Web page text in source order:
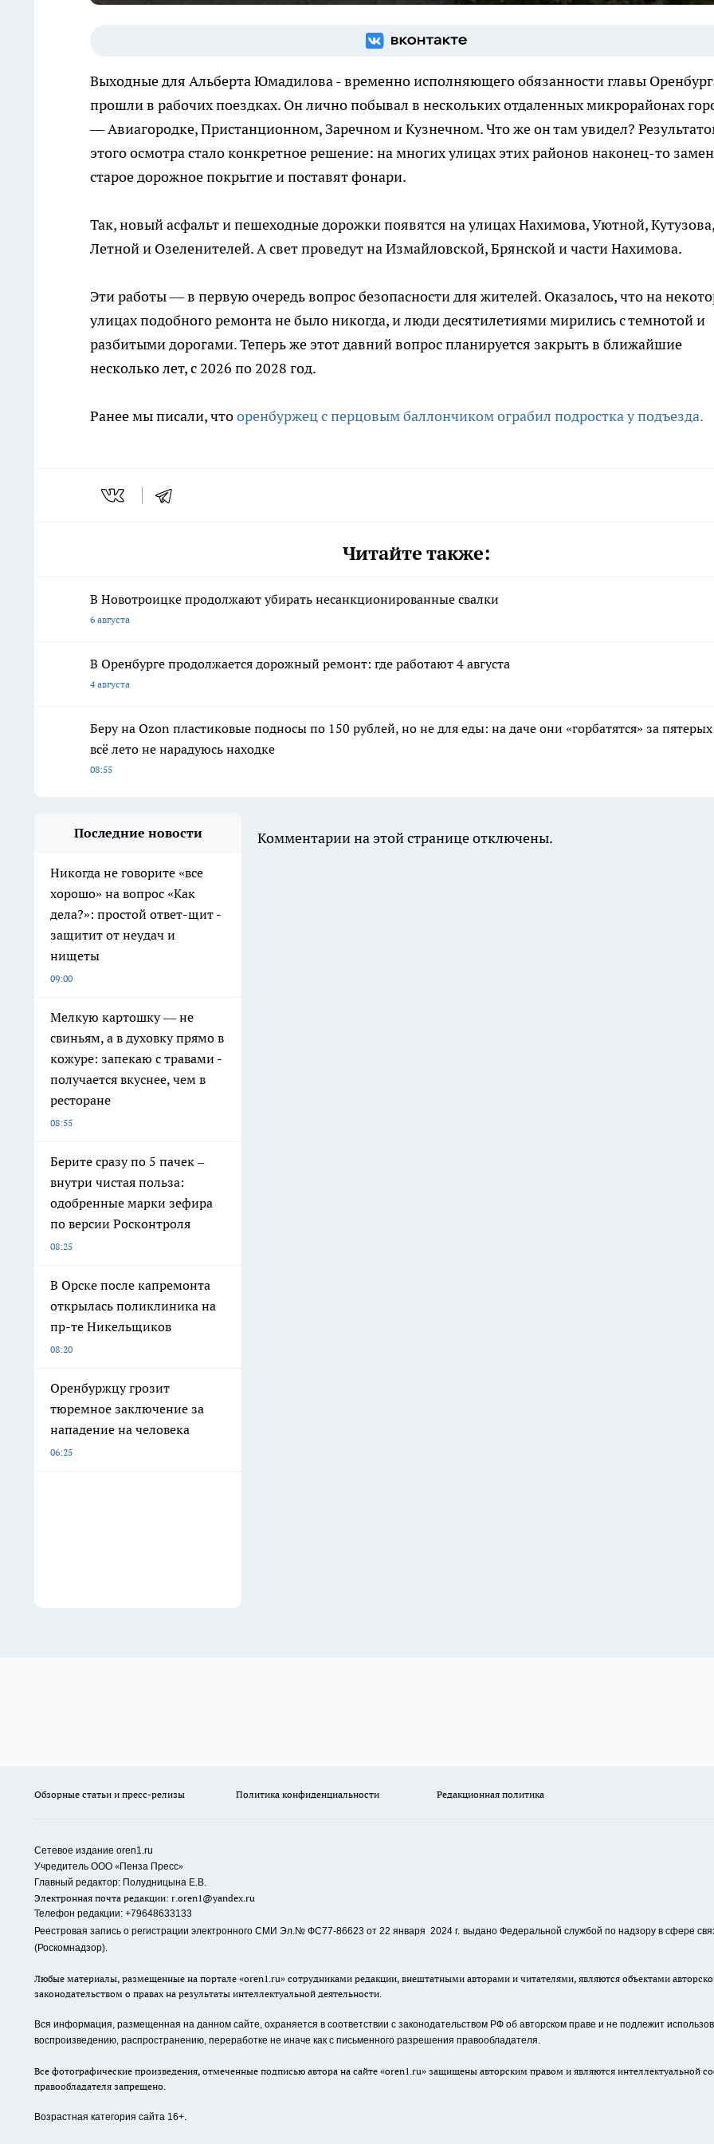
Выходные для Альберта Юмадилова - временно исполняющего обязанности главы
прошли в рабочих поездках. Он лично побывал в нескольких отдаленных микрорайонах
— Авиагородке, Пристанционном, Заречном и Кузнечном. Что же он там увидел?
этого осмотра стало конкретное решение: на многих улицах этих районов наконец-то
старое дорожное покрытие и поставят фонари.
Так, новый асфальт и пешеходные дорожки появятся на улицах Нахимова, Уютной, Кутузова,
Летной и Озеленителей. А свет проведут на Измайловской, Брянской и части Нахимова.
Эти работы — в первую очередь вопрос безопасности для жителей. Оказалось, что на
улицах подобного ремонта не было никогда, и люди десятилетиями мирились с темнотой и
разбитыми дорогами. Теперь же этот давний вопрос планируется закрыть в ближайшие
несколько лет, с 2026 по 2028 год.
Ранее мы писали, чтооренбуржец с перцовым баллончиком ограбил подростка у подъезда.
Читайте также:
В Новотроицке продолжают убирать несанкционированные свалки
6 августа
В Оренбурге продолжается дорожный ремонт: где работают 4 августа
4 августа
Беру на Ozon пластиковые подносы по 150 рублей, но не для еды: на даче они «горбатятся» за
всё лето не нарадуюсь находке
08:55
Последние новости
Никогда не говорите «все
хорошо» на вопрос «Как
дела?»: простой ответ-щит -
защитит от неудач и
нищеты
09:00
Мелкую картошку — не
свиньям, а в духовку прямо в
кожуре: запекаю с травами -
получается вкуснее, чем в
ресторане
08:55
Берите сразу по 5 пачек –
внутри чистая польза:
одобренные марки зефира
по версии Росконтроля
08:25
В Орске после капремонта
открылась поликлиника на
пр-те Никельщиков
08:20
Оренбуржцу грозит
тюремное заключение за
нападение на человека
06:25
Комментарии на этой странице отключены.
Обзорные статьи и пресс-релизы Политика конфиденциальности Редакционная политика
Сетевое издание oren1.ru
Учредитель ООО «Пенза Пресс»
Главный редактор: Полудницына Е.В.
Электронная почта редакции: r.oren1@yandex.ru
Телефон редакции: +79648633133
Реестровая запись о регистрации электронного СМИ Эл.№ ФС77-86623 от 22 января 2024 г. выдано Федеральной службой по надзору в сфере
(Роскомнадзор).
Любые материалы, размещенные на портале «oren1.ru» сотрудниками редакции, внештатными авторами и читателями, являются объектами
законодательством о правах на результаты интеллектуальной деятельности.
Вся информация, размещенная на данном сайте, охраняется в соответствии с законодательством РФ об авторском праве и не подлежит
воспроизведению, распространению, переработке не иначе как с письменного разрешения правообладателя.
Все фотографические произведения, отмеченные подписью автора на сайте «oren1.ru» защищены авторским правом и являются интеллектуальной
правообладателя запрещено.
Возрастная категория сайта 16+.